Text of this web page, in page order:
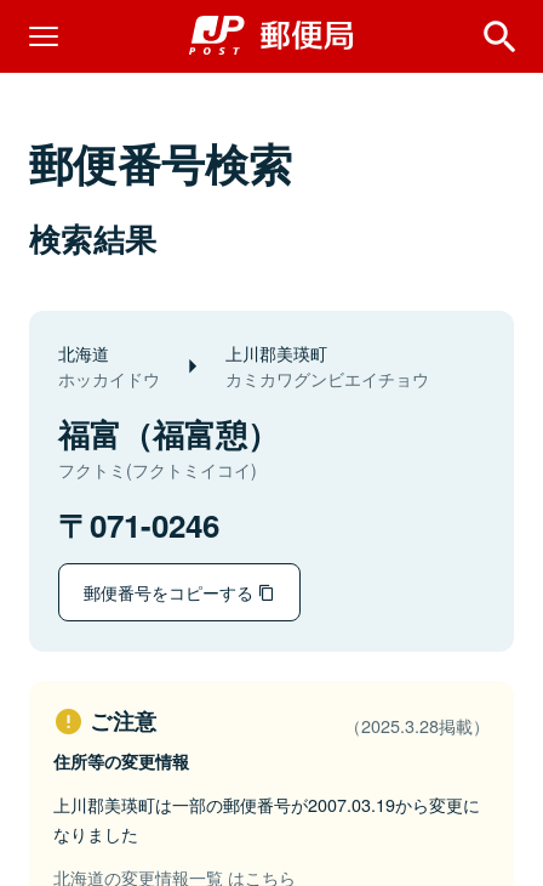
郵便番号検索
検索結果
北海道
ホッカイドウ
上川郡美瑛町
カミカワグンビエイチョウ
福富（福富憩）
フクトミ(フクトミイコイ)
071-0246
郵便番号をコピーする
ご注意 （2025.3.28掲載）
住所等の変更情報
上川郡美瑛町は一部の郵便番号が2007.03.19から変更に
なりました
北海道の変更情報一覧 はこちら